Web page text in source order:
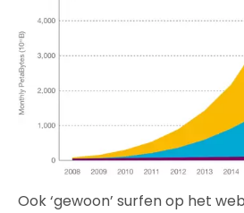
Ook ‘gewoon’ surfen op het